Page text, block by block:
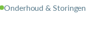
Onderhoud & Storingen